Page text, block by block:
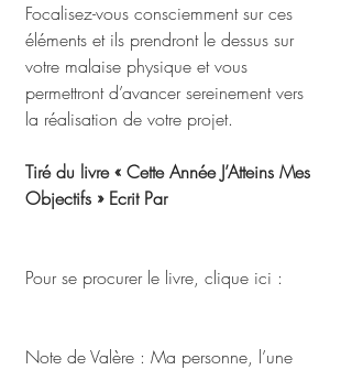
Focalisez-vous consciemment sur ces
éléments et ils prendront le dessus sur
votre malaise physique et vous
permettront d’avancer sereinement vers
la réalisation de votre projet.
Tiré du livre « Cette Année J’Atteins Mes
Objectifs » Ecrit Par
Pour se procurer le livre, clique ici :
Note de Valère : Ma personne, l’une